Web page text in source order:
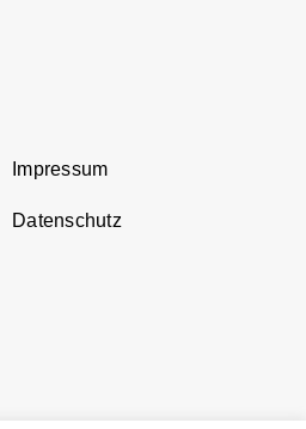
Impressum
Datenschutz